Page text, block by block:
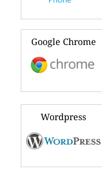
Google Chrome
Wordpress